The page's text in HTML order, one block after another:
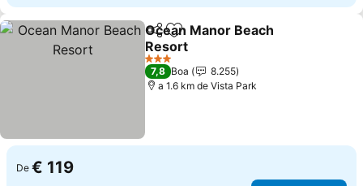
PartilharAdicionar aos favoritos
Ocean Manor Beach
Resort
3 Estrelas
7,8 Boa
8.255
a 1.6 km de Vista Park
De € 119